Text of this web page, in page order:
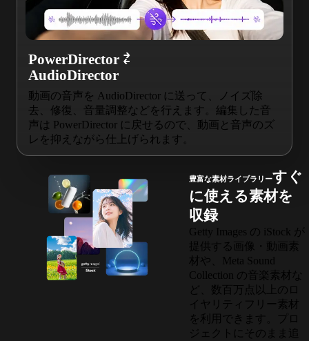
PowerDirector ⇄
AudioDirector
動画の音声を AudioDirector に送って、ノイズ除
去、修復、音量調整などを行えます。編集した音
声は PowerDirector に戻せるので、動画と音声のズ
レを抑えながら仕上げられます。
豊富な素材ライブラリーすぐ
に使える素材を
収録
Getty Images の iStock が
提供する画像・動画素
材や、Meta Sound
Collection の音楽素材な
ど、数百万点以上のロ
イヤリティフリー素材
を利用できます。プロ
ジェクトにそのまま追